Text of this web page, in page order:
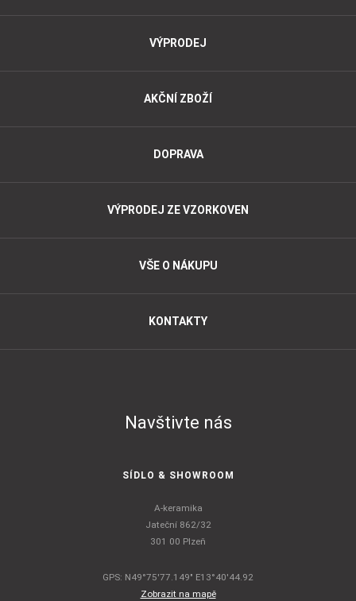
VÝPRODEJ
AKČNÍ ZBOŽÍ
DOPRAVA
VÝPRODEJ ZE VZORKOVEN
VŠE O NÁKUPU
KONTAKTY
Navštivte nás
SÍDLO & SHOWROOM
A-keramika
Jateční 862/32
301 00 Plzeň
GPS: N49°75'77.149" E13°40'44.92
Zobrazit na mapě